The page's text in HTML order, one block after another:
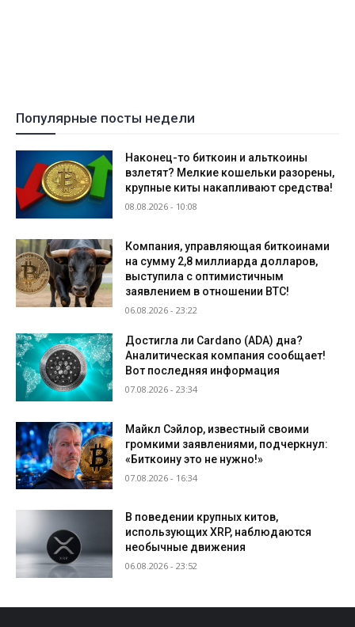
Популярные посты недели
Наконец-то биткоин и альткоины
взлетят? Мелкие кошельки разорены,
крупные киты накапливают средства!
08.08.2026 - 10:08
Компания, управляющая биткоинами
на сумму 2,8 миллиарда долларов,
выступила с оптимистичным
заявлением в отношении BTC!
06.08.2026 - 23:22
Достигла ли Cardano (ADA) дна?
Аналитическая компания сообщает!
Вот последняя информация
07.08.2026 - 23:34
Майкл Сэйлор, известный своими
громкими заявлениями, подчеркнул:
«Биткоину это не нужно!»
07.08.2026 - 16:34
В поведении крупных китов,
использующих XRP, наблюдаются
необычные движения
06.08.2026 - 23:52